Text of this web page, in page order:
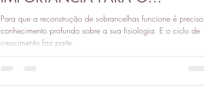
TRATAMENTO DE
CRESCIMENTO
(RECONSTRUÇÃO)
Para que a reconstrução de sobrancelhas funcione é preciso
conhecimento profundo sobre a sua fisiologia. E o ciclo de
crescimento faz parte.